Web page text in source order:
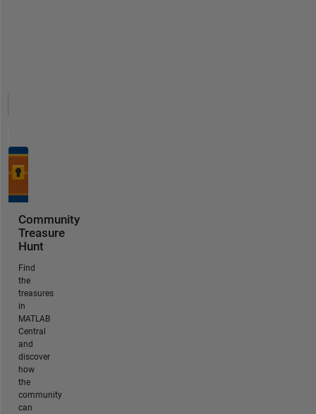
Community
Treasure
Hunt
Find
the
treasures
in
MATLAB
Central
and
discover
how
the
community
can